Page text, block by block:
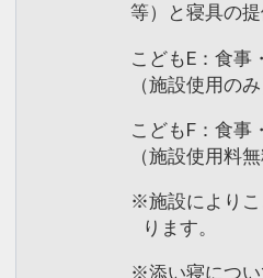
等）と寝具の
こどもE：食事
（施設使用のみ
こどもF：食事
（施設使用料
※施設により
ります。
※添い寝につい